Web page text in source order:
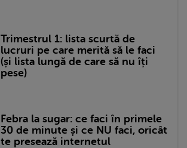
Trimestrul 1: lista scurtă de
lucruri pe care merită să le faci
(și lista lungă de care să nu îți
pese)
Febra la sugar: ce faci în primele
30 de minute și ce NU faci, oricât
te presează internetul